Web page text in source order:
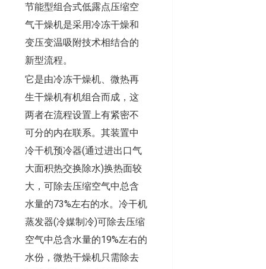
节能型组合式低露点压缩空
气干燥机是采用冷冻干燥和
变压变温吸附技术相结合的
新型流程。
它是由冷冻干燥机、微热再
生干燥机有机组合而成，这
两者在流程设置上有紧密不
可分的内在联系。其装置中
冷干机预冷器(通过进出口气
大面积热交换除水)换热面较
大，可除去压缩空气中总含
水量的73%左右的水。冷干机
蒸发器(冷媒制冷)可除去压缩
空气中总含水量的19%左右的
水份，微热干燥机只需除去